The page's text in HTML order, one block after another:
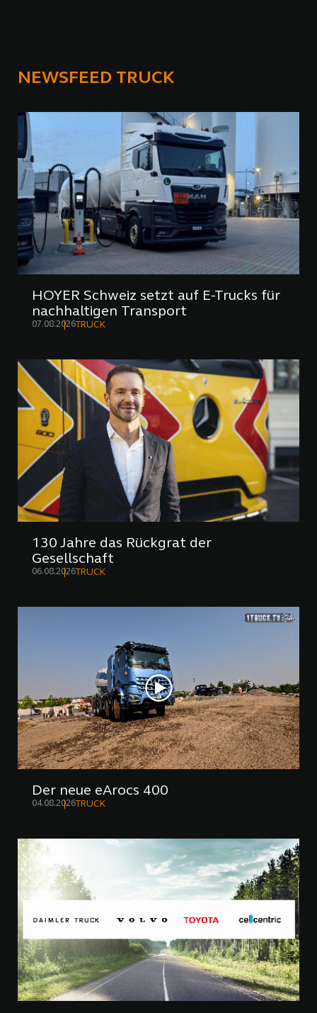
NEWSFEED TRUCK
HOYER Schweiz setzt auf E-Trucks für
nachhaltigen Transport
07.08.2026 TRUCK
130 Jahre das Rückgrat der
Gesellschaft
06.08.2026 TRUCK
Der neue eArocs 400
04.08.2026 TRUCK